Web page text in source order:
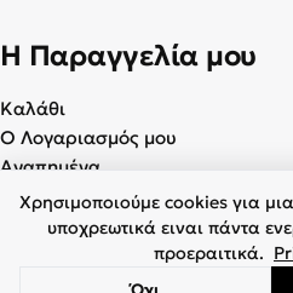
Η Παραγγελία μου
Καλάθι
Ο Λογαριασμός μου
Αγαπημένα
© 2026 Γυναικεία & Ανδρικά
Χρησιμοποιούμε cookies για
υποχρεωτικά ειναι πάντα
προεραιτικά.